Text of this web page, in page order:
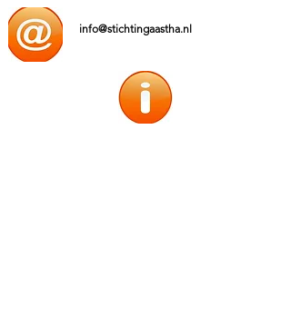
info@stichtingaastha.nl